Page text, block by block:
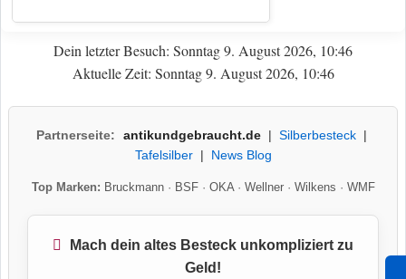
Dein letzter Besuch: Sonntag 9. August 2026, 10:46
Aktuelle Zeit: Sonntag 9. August 2026, 10:46
Partnerseite: antikundgebraucht.de| Silberbesteck|
Tafelsilber| News Blog
Top Marken: Bruckmann· BSF· OKA· Wellner· Wilkens · WMF
Mach dein altes Besteck unkompliziert zu
Geld!